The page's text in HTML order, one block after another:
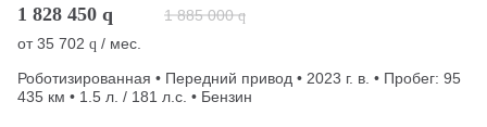
1 828 450 q 1 885 000 q
от35 702 q / мес.
Роботизированная • Передний привод • 2023 г. в. • Пробег: 95
435 км • 1.5 л. / 181 л.с. • Бензин